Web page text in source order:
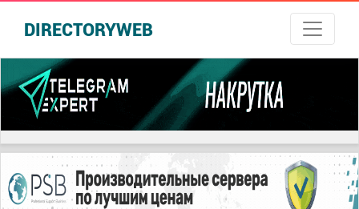
DIRECTORYWEB